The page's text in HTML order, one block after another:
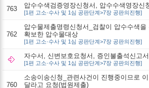
763 압수수색검증영장신청서, 압수수색영장신
[1편 고소·수사 및 1심 공판단계>7장 공판의진행]
762
압수물제출명령신청서_검찰이 압수수색을
확보한 압수물대상
[1편 고소·수사 및 1심 공판단계>7장 공판의진행]
자수서, 신변보호요청서, 증인불출석신고서
[1편 고소·수사 및 1심 공판단계>7장 공판의진행]
760
소송이송신청_관련사건이 진행중이므로 이
달라고 요청(법원제출)